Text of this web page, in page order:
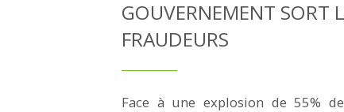
GOUVERNEMENT SORT
FRAUDEURS
Face à une explosion de 55%